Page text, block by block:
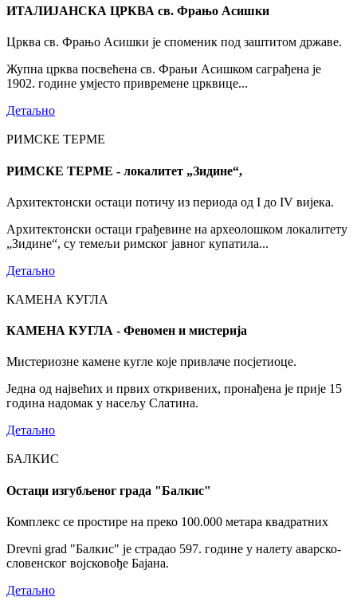
ИТАЛИЈАНСКА ЦРКВА св. Фрањо Асишки
Црква св. Фрањо Асишки је споменик под заштитом државе.
Жупна црква посвећена св. Фрањи Асишком саграђена је
1902. године умјесто привремене црквице...
Детаљно
РИМСКЕ ТЕРМЕ
РИМСКЕ ТЕРМЕ - локалитет „Зидине“,
Архитектонски остаци потичу из периода од I до IV вијека.
Архитектонски остаци грађевине на археолошком локалитету
„Зидине“, су темељи римског јавног купатила...
Детаљно
КАМЕНА КУГЛА
КАМЕНА КУГЛА - Феномен и мистерија
Мистериозне камене кугле које привлаче посјетиоце.
Једна од највећих и првих откривених, пронађена је прије 15
година надомак у насељу Слатина.
Детаљно
БАЛКИС
Остаци изгубљеног града "Балкис"
Комплекс се простире на преко 100.000 метара квадратних
Drevni grad "Балкис" је страдао 597. године у налету аварско-
словенског војсковође Бајана.
Детаљно